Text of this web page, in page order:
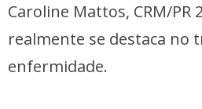
Caroline Mattos, CRM/PR
realmente se destaca no
enfermidade.